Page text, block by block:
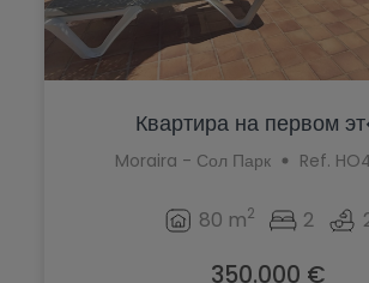
Квартира на первом
Moraira - Сол Парк Ref.
80 m2 2
350.000 €